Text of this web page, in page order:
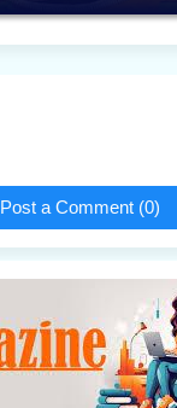
Post a Comment (0)